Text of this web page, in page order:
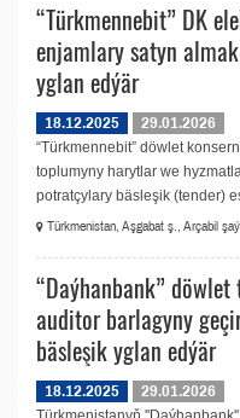
“Türkmennebit” DK
enjamlary satyn
yglan edýär
18.12.2025
29.01.2026
“Türkmennebit” döwlet
toplumyny harytlar we
potratçylary bäsleşik (tender)
Türkmenistan, Aşgabat ş., Arçabil
“Daýhanbank”
auditor barlagyny
bäsleşik yglan edýär
18.12.2025
29.01.2026